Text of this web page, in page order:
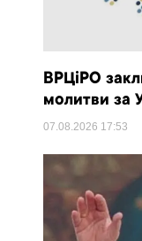
ВРЦіРО
молитви за
07.08.2026 17:53